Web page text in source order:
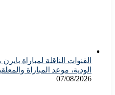
القنوات الناقلة لمباراة
الودية، موعد المباراة
07/08/2026